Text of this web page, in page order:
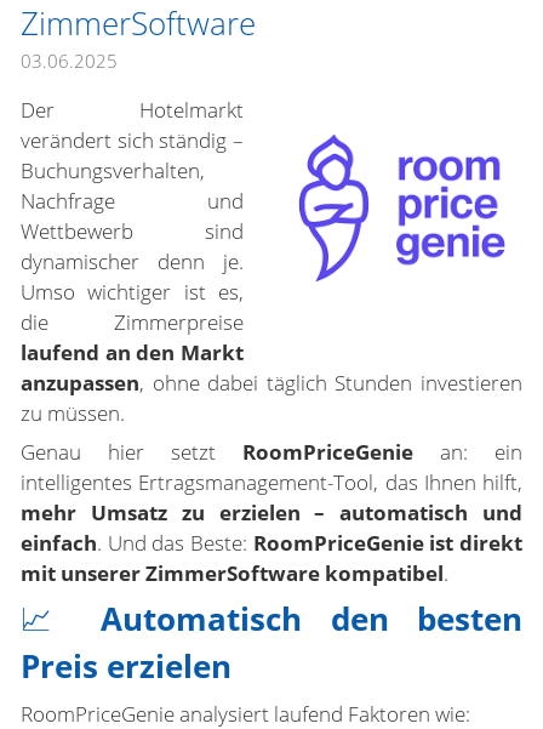
ZimmerSoftware
03.06.2025
Der Hotelmarkt
verändert sich ständig –
Buchungsverhalten,
Nachfrage und
Wettbewerb sind
dynamischer denn je.
Umso wichtiger ist es,
die Zimmerpreise
laufend an den Markt
anzupassen, ohne dabei täglich Stunden investieren
zu müssen.
Genau hier setzt RoomPriceGenie an: ein
intelligentes Ertragsmanagement-Tool, das Ihnen hilft,
mehr Umsatz zu erzielen – automatisch und
einfach. Und das Beste: RoomPriceGenie ist direkt
mit unserer ZimmerSoftware kompatibel.
📈 Automatisch den besten
Preis erzielen
RoomPriceGenie analysiert laufend Faktoren wie: